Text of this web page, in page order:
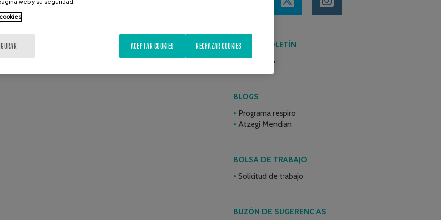
ÚLTIMO BOLETÍN
Junio 2026
BLOGS
Programa respiro
Atzegi Mendian
BOLSA DE TRABAJO
Solicitud de trabajo
BUZÓN DE SUGERENCIAS
web y su seguridad.
RECHAZAR COOKIES
ACEPTAR COOKIES